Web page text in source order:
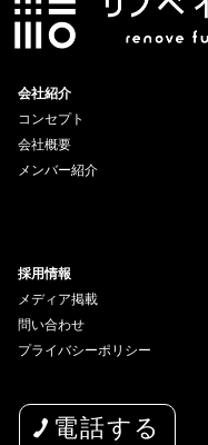
電話する
会社紹介
コンセプト
会社概要
メンバー紹介
採用情報
メディア掲載
問い合わせ
プライバシーポリシー
copyright© 2026